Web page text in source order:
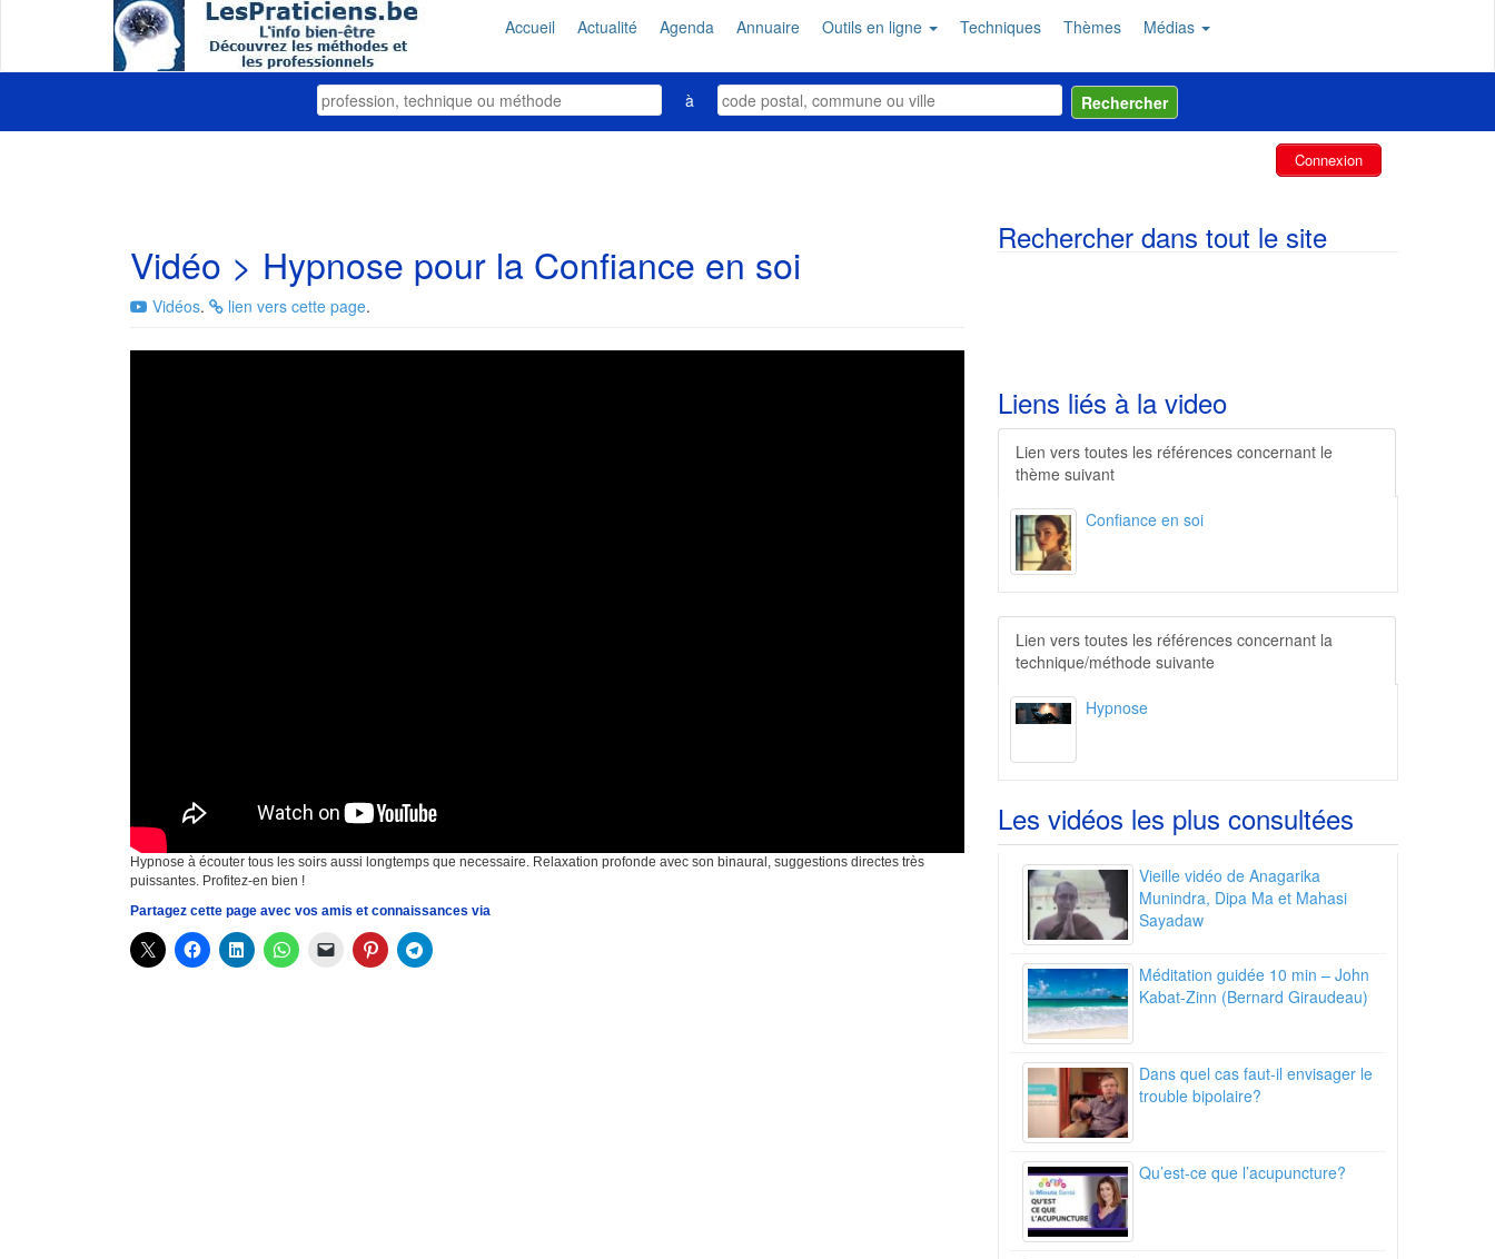
Accueil Actualité Agenda Annuaire Outils en ligne Techniques Thèmes Médias
à
Connexion
Vidéo > Hypnose pour la Confiance en soi
Vidéos. lien vers cette page.
Hypnose à écouter tous les soirs aussi longtemps que necessaire. Relaxation profonde avec son binaural, suggestions directes très
puissantes. Profitez-en bien !
Partagez cette page avec vos amis et connaissances via
Rechercher dans tout le site
Liens liés à la video
Lien vers toutes les références concernant le
thème suivant
Confiance en soi
Lien vers toutes les références concernant la
technique/méthode suivante
Hypnose
Les vidéos les plus consultées
Vieille vidéo de Anagarika
Munindra, Dipa Ma et Mahasi
Sayadaw
Méditation guidée 10 min – John
Kabat-Zinn (Bernard Giraudeau)
Dans quel cas faut-il envisager le
trouble bipolaire?
Qu’est-ce que l’acupuncture?